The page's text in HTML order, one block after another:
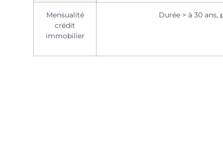
Mensualité
crédit
immobilier
Durée > à 30 ans,